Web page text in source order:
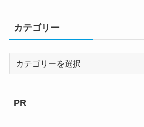
カテゴリー
PR